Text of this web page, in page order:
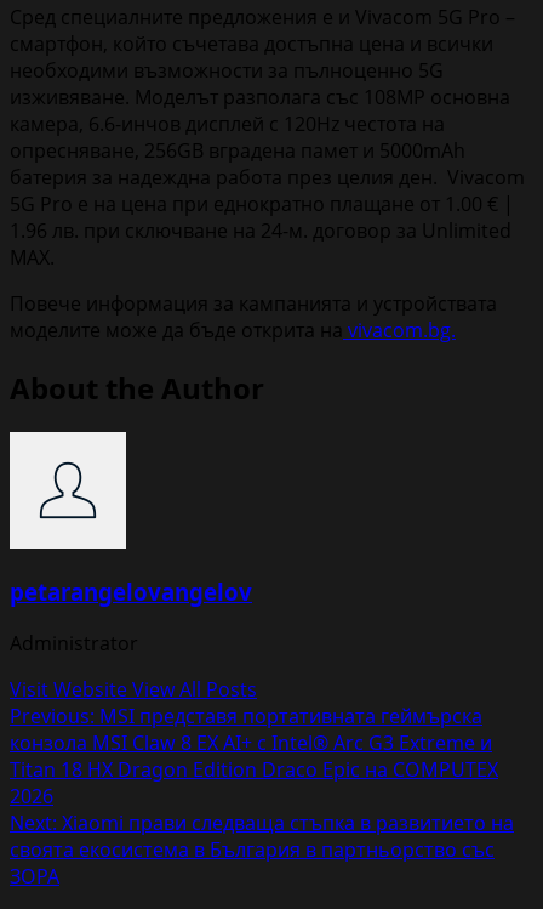
Сред специалните предложения е и Vivacom 5G Pro –
смартфон, който съчетава достъпна цена и всички
необходими възможности за пълноценно 5G
изживяване. Моделът разполага със 108MP основна
камера, 6.6-инчов дисплей с 120Hz честота на
опресняване, 256GB вградена памет и 5000mAh
батерия за надеждна работа през целия ден. Vivacom
5G Pro е на цена при еднократно плащане от 1.00 € |
1.96 лв. при сключване на 24-м. договор за Unlimited
MAX.
Повече информация за кампанията и устройствата
моделите може да бъде открита на vivacom.bg.
About the Author
petarangelovangelov
Administrator
Visit WebsiteView All Posts
Post
navigation
Previous: MSI представя портативната геймърска
конзола MSI Claw 8 EX AI+ с Intel® Arc G3 Extreme и
Titan 18 HX Dragon Edition Draco Epic на COMPUTEX
2026
Next: Xiaomi прави следваща стъпка в развитието на
своята екосистема в България в партньорство със
ЗОРА